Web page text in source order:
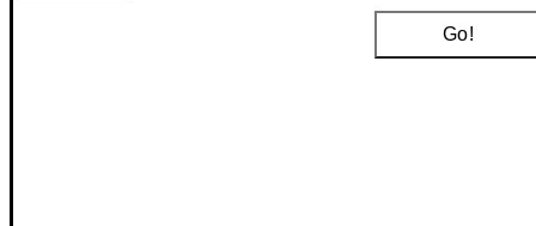
Go!